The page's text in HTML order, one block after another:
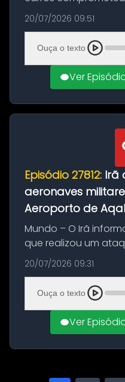
Brasil durante a
(20), em frente ao
Manaus, na Zona
20/07/2026 09:51
Ouça o texto
Ver
Episódio 27812: Irã
aeronaves
Aeroporto de
Mundo – O Irã
que realizou um
militares dos
Aeroporto de
21ª fase da Operação
20/07/2026 09:31
Ouça o texto
Ver